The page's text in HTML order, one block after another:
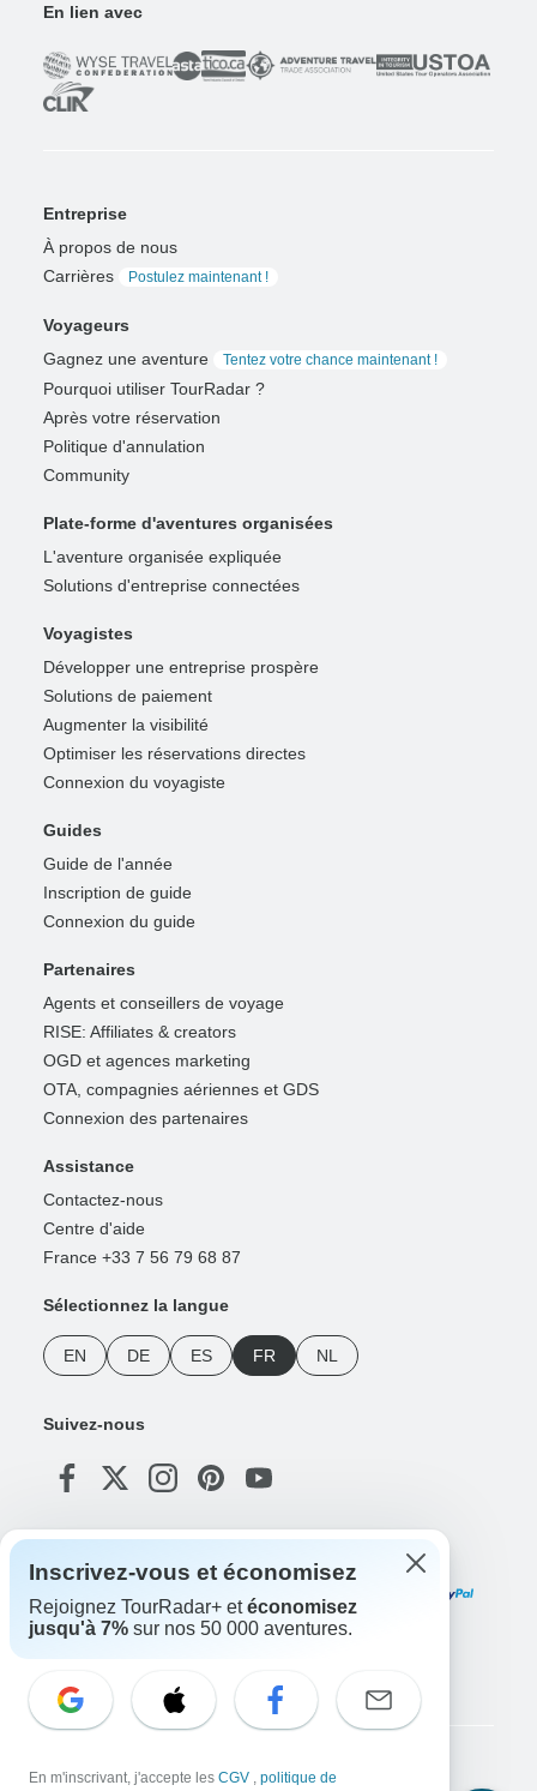
En lien avec
Entreprise
À propos de nous
Carrières
Postulez maintenant !
Voyageurs
Gagnez une aventure
Tentez votre chance maintenant !
Pourquoi utiliser TourRadar ?
Après votre réservation
Politique d'annulation
Community
Plate-forme d'aventures organisées
L'aventure organisée expliquée
Solutions d'entreprise connectées
Voyagistes
Développer une entreprise prospère
Solutions de paiement
Augmenter la visibilité
Optimiser les réservations directes
Connexion du voyagiste
Guides
Guide de l'année
Inscription de guide
Connexion du guide
Partenaires
Agents et conseillers de voyage
RISE: Affiliates & creators
OGD et agences marketing
OTA, compagnies aériennes et GDS
Connexion des partenaires
Assistance
Contactez-nous
Centre d'aide
France +33 7 56 79 68 87
Sélectionnez la langue
EN DE ES FR NL
Suivez-nous
Inscrivez-vous et économisez
Rejoignez TourRadar+ etéconomisez
jusqu'à 7% sur nos 50 000 aventures.
En m'inscrivant, j'accepte les CGV , politique de